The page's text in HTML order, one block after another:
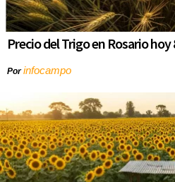
Precio del Trigo en Rosario
Porinfocampo